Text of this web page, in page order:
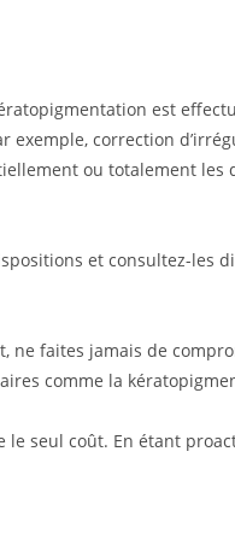
est
correction
ou totalement les
et consultez-les
ne faites jamais de
comme la
seul coût. En étant